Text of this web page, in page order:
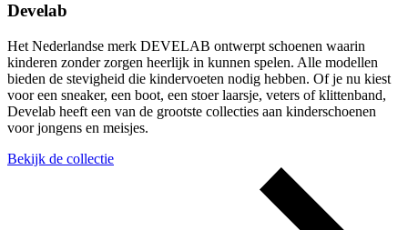
Develab
Het Nederlandse merk DEVELAB ontwerpt schoenen waarin
kinderen zonder zorgen heerlijk in kunnen spelen. Alle modellen
bieden de stevigheid die kindervoeten nodig hebben. Of je nu kiest
voor een sneaker, een boot, een stoer laarsje, veters of klittenband,
Develab heeft een van de grootste collecties aan kinderschoenen
voor jongens en meisjes.
Bekijk de collectie